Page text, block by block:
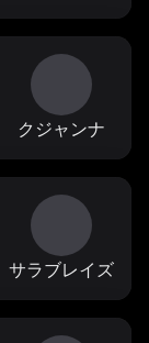
クジャンナ
サラブレイズ